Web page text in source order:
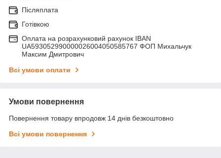
Післяплата
Готівкою
Оплата на розрахунковий рахунок IBAN
UA593052990000026004050585767 ФОП Михальчук
Максим Дмитрович
Всі умови оплати
Умови повернення
Повернення товару впродовж 14 днів безкоштовно
Всі умови повернення